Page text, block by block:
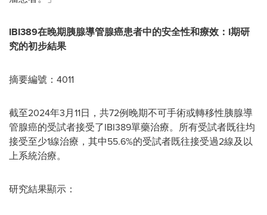
IBI389在晚期胰腺導管腺癌患者中的安全性和療效：I期研
究的初步結果
摘要編號：4011
截至2024年3月11日，共72例晚期不可手術或轉移性胰腺導
管腺癌的受試者接受了IBI389單藥治療。所有受試者既往均
接受至少1線治療，其中55.6%的受試者既往接受過2線及以
上系統治療。
研究結果顯示：